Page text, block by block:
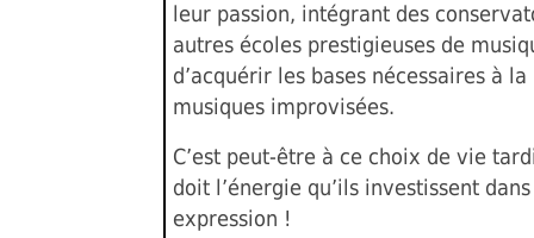
leur passion, intégrant des
autres écoles prestigieuses de
d’acquérir les bases nécessaires à
musiques improvisées.
C’est peut-être à ce choix de vie
doit l’énergie qu’ils investissent
expression !